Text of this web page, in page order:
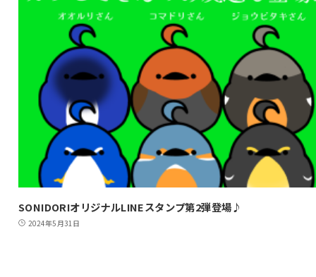
SONIDORIオリジナルLINEスタンプ第2弾登場♪
2024年5月31日